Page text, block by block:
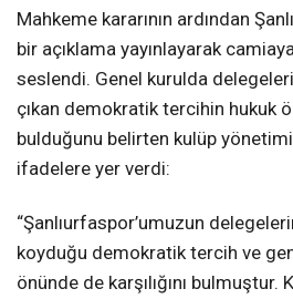
Mahkeme kararının ardından
bir açıklama yayınlayarak
seslendi. Genel kurulda
çıkan demokratik tercihin hukuk
bulduğunu belirten kulüp
ifadelere yer verdi:
“Şanlıurfaspor’umuzun
koyduğu demokratik tercih ve
önünde de karşılığını